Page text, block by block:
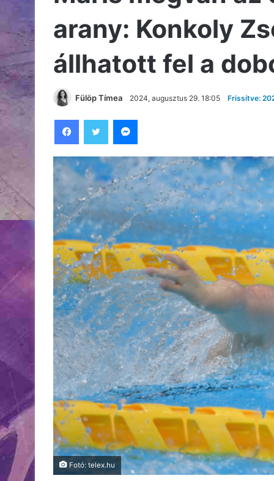
arany: Konkoly
állhatott fel a
Fülöp Tímea 2024, augusztus 29. 18:05 Frissítve:
Fotó: telex.hu